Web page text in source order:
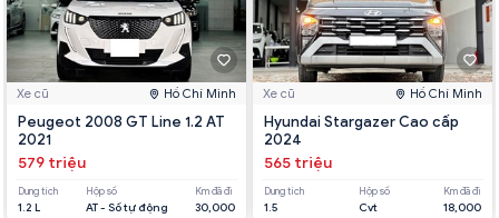
Xe cũ Hồ Chí Minh
Peugeot 2008 GT Line 1.2 AT
2021
579 triệu
Dung tích
1.2 L
Hộp số
AT - Số tự động
Km đã đi
30,000
Xe cũ Hồ Chí Minh
Hyundai Stargazer Cao cấp
2024
565 triệu
Dung tích
1.5
Hộp số
Cvt
Km đã đi
18,000